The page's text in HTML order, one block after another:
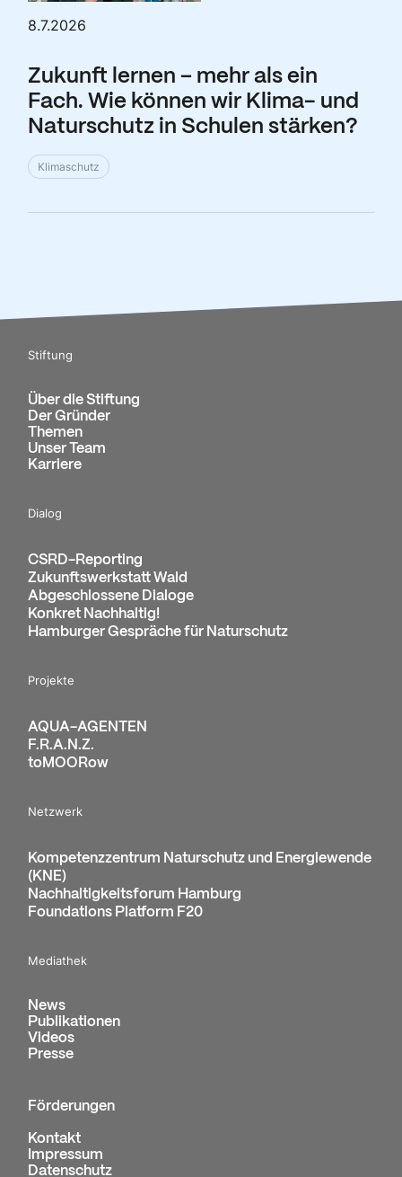
8.7.2026
Zukunft lernen – mehr als ein
Fach. Wie können wir Klima- und
Naturschutz in Schulen stärken?
Klimaschutz
Stiftung
Über die Stiftung
Der Gründer
Themen
Unser Team
Karriere
Dialog
CSRD-Reporting
Zukunftswerkstatt Wald
Abgeschlossene Dialoge
Konkret Nachhaltig!
Hamburger Gespräche für Naturschutz
Projekte
AQUA-AGENTEN
F.R.A.N.Z.
toMOORow
Netzwerk
Kompetenzzentrum Naturschutz und Energiewende
(KNE)
Nachhaltigkeitsforum Hamburg
Foundations Platform F20
Mediathek
News
Publikationen
Videos
Presse
Förderungen
Kontakt
Impressum
Datenschutz